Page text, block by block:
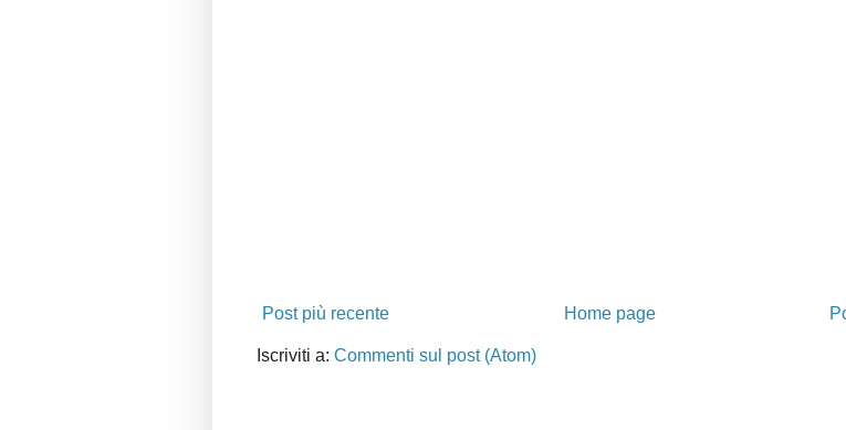
Post più recente Home page
Iscriviti a: Commenti sul post (Atom)